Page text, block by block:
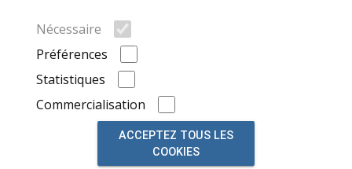
Nécessaire
Préférences
Statistiques
Commercialisation
ACCEPTEZ TOUS LES
COOKIES
Recherche
Marques de voitures
Annonces récemment consultées
© 2026, alimenté par